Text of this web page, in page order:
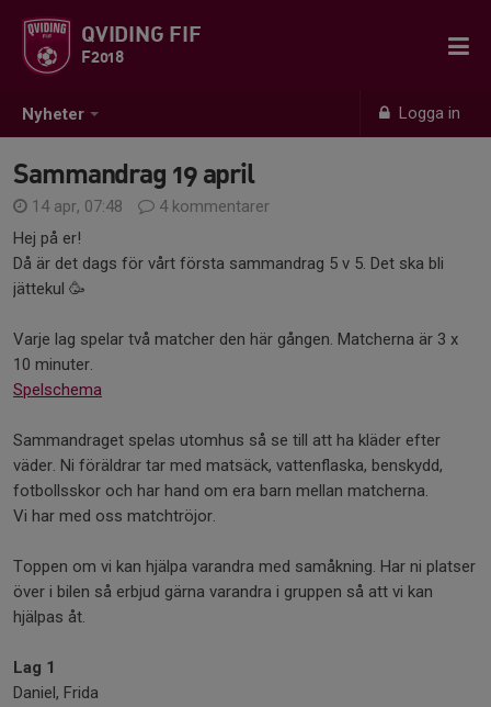
Nyheter Logga in
QVIDING FIF
F2018
Sammandrag 19 april
14 apr, 07:48
4 kommentarer
Hej på er!
Då är det dags för vårt första sammandrag 5 v 5. Det ska bli
jättekul 🥳
Varje lag spelar två matcher den här gången. Matcherna är 3 x
10 minuter.
Spelschema
Sammandraget spelas utomhus så se till att ha kläder efter
väder. Ni föräldrar tar med matsäck, vattenflaska, benskydd,
fotbollsskor och har hand om era barn mellan matcherna.
Vi har med oss matchtröjor.
Toppen om vi kan hjälpa varandra med samåkning. Har ni platser
över i bilen så erbjud gärna varandra i gruppen så att vi kan
hjälpas åt.
Lag 1
Daniel, Frida